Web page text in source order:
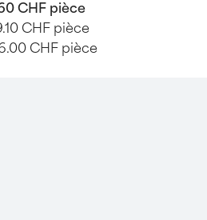
CHF pièce
CHF pièce
CHF pièce